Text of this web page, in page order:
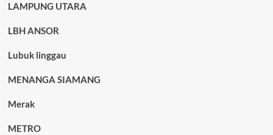
LAMPUNG UTARA
LBH ANSOR
Lubuk linggau
MENANGA SIAMANG
Merak
METRO